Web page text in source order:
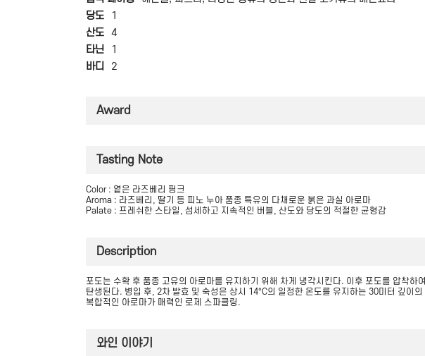
당도
1
산도 4
타닌
1
바디
2
Award
Tasting Note
Color : 옅은 라즈베리 핑크
Aroma : 라즈베리, 딸기 등 피노 누아 품종 특유의 다채로운 붉은 과실 아로마
Palate : 프레쉬한 스타일, 섬세하고 지속적인 버블, 산도와 당도의 적절한 균형감
Description
포도는 수확 후 품종 고유의 아로마를 유지하기 위해 차게 냉각시킨다. 이후 포도를 압착
탄생된다. 병입 후, 2차 발효 및 숙성은 상시 14°C의 일정한 온도를 유지하는 30미터 깊이
복합적인 아로마가 매력인 로제 스파클링.
와인 이야기